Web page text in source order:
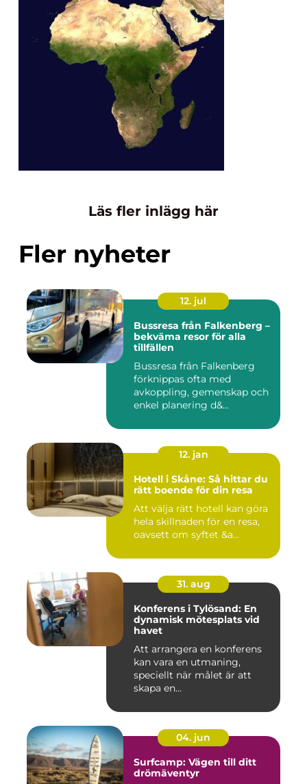
Läs fler inlägg här
Fler nyheter
12. jul
Bussresa från Falkenberg –
bekväma resor för alla
tillfällen
Bussresa från Falkenberg
förknippas ofta med
avkoppling, gemenskap och
enkel planering d&...
12. jan
Hotell i Skåne: Så hittar du
rätt boende för din resa
Att välja rätt hotell kan göra
hela skillnaden för en resa,
oavsett om syftet &a...
31. aug
Konferens i Tylösand: En
dynamisk mötesplats vid
havet
Att arrangera en konferens
kan vara en utmaning,
speciellt när målet är att
skapa en...
04. jun
Surfcamp: Vägen till ditt
drömäventyr